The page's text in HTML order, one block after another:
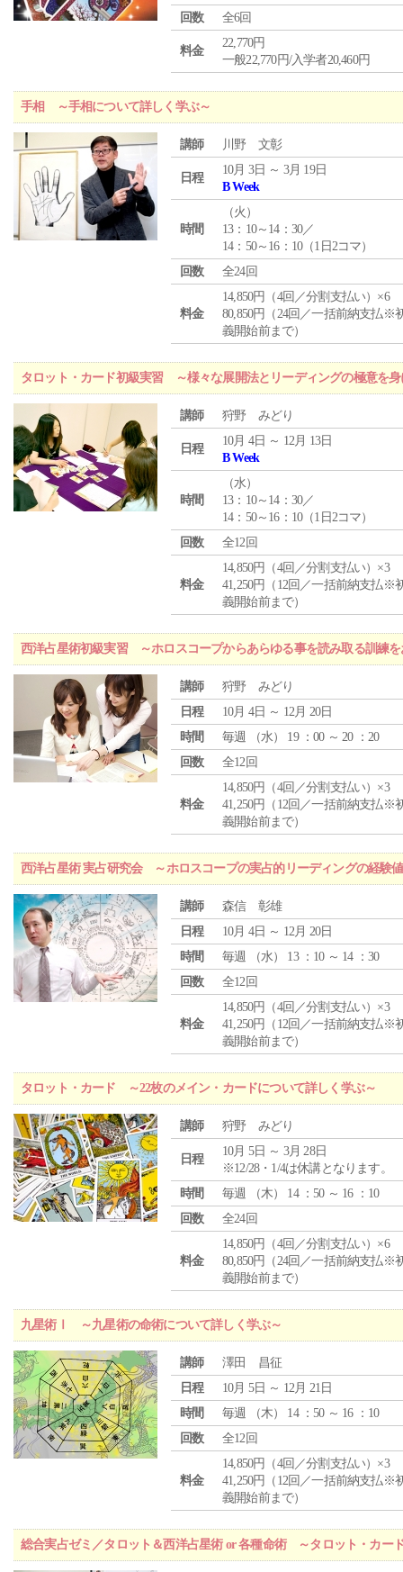
回数
全6回
料金
22,770円
一般22,770円/入学者20,460円
手相 ～手相について詳しく学ぶ～
講師 川野 文彰
日程
10月 3日 ～ 3月 19日
B Week
時間
（火 ）
13：10～14：30／
14：50～16：10（1日2コマ）
回数
全24回
料金
14,850円（4回／分割支払い）×6
80,850円（24回／一括前納支払※
義開始前まで）
タロット・カード初級実習 ～様々な展開法とリーディングの極意を身
講師 狩野 みどり
日程
10月 4日 ～ 12月 13日
B Week
時間
（水）
13：10～14：30／
14：50～16：10（1日2コマ）
回数
全12回
料金
14,850円（4回／分割支払い）×3
41,250円（12回／一括前納支払※
義開始前まで）
西洋占星術初級実習 ～ホロスコープからあらゆる事を読み取る訓練を
講師
狩野 みどり
日程
10月 4日 ～ 12月 20日
時間
毎週 （水） 19 ：00 ～ 20 ：20
回数
全12回
料金
14,850円（4回／分割支払い）×3
41,250円（12回／一括前納支払※
義開始前まで）
西洋占星術 実占研究会 ～ホロスコープの実占的リーディングの経験
講師
森信 彰雄
日程
10月 4日 ～ 12月 20日
時間
毎週 （水） 13 ：10 ～ 14 ：30
回数
全12回
料金
14,850円（4回／分割支払い）×3
41,250円（12回／一括前納支払※
義開始前まで）
タロット・カード ～22枚のメイン・カードについて詳しく学ぶ～
講師 狩野 みどり
日程
10月 5日 ～ 3月 28日
※12/28・1/4は休講となります。
時間
毎週 （木） 14 ：50 ～ 16 ：10
回数
全24回
料金
14,850円（4回／分割支払い）×6
80,850円（24回／一括前納支払※
義開始前まで）
九星術Ⅰ ～九星術の命術について詳しく学ぶ～
講師
澤田 昌征
日程
10月 5日 ～ 12月 21日
時間
毎週 （木） 14 ：50 ～ 16 ：10
回数
全12回
料金
14,850円（4回／分割支払い）×3
41,250円（12回／一括前納支払※
義開始前まで）
総合実占ゼミ／タロット＆西洋占星術 or 各種命術 ～タロット・カー